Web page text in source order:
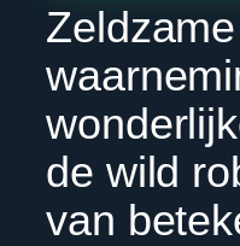
Zeldzame
de wild
van